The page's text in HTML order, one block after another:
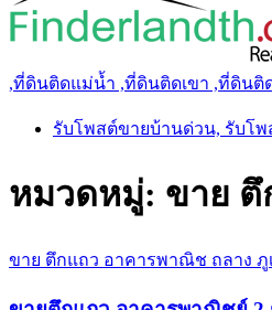
,ที่ดินติดแม่น้ำ ,ที่ดินติดเขา ,ที่ดินติ
รับโพสต์ขายบ้านด่วน, รับโ
หมวดหมู่: ขาย ตึ
ขาย ตึกแถว อาคารพาณิช ถลาง ภู